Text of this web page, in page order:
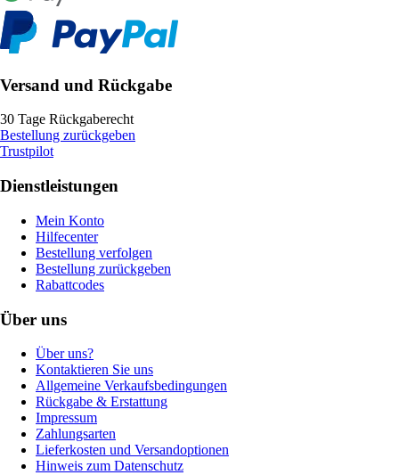
Versand und Rückgabe
30 Tage Rückgaberecht
Bestellung zurückgeben
Trustpilot
Dienstleistungen
Mein Konto
Hilfecenter
Bestellung verfolgen
Bestellung zurückgeben
Rabattcodes
Über uns
Über uns?
Kontaktieren Sie uns
Allgemeine Verkaufsbedingungen
Rückgabe & Erstattung
Impressum
Zahlungsarten
Lieferkosten und Versandoptionen
Hinweis zum Datenschutz